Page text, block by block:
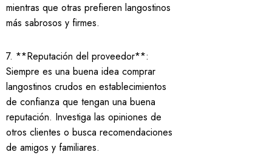
mientras que otras prefieren langostinos
más sabrosos y firmes.
7. **Reputación del proveedor**:
Siempre es una buena idea comprar
langostinos crudos en establecimientos
de confianza que tengan una buena
reputación. Investiga las opiniones de
otros clientes o busca recomendaciones
de amigos y familiares.